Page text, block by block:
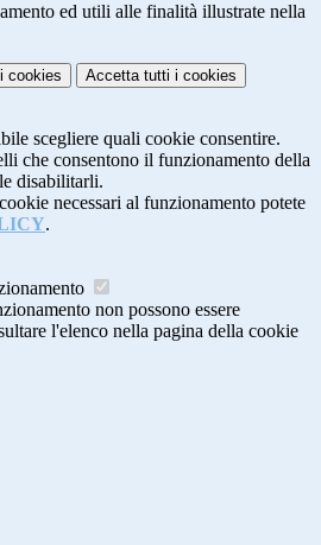
ed utili alle finalità illustrate nella
i cookies Accetta tutti i cookies
scegliere quali cookie consentire.
che consentono il funzionamento della
disabilitarli.
necessari al funzionamento potete
.
non possono essere
l'elenco nella pagina della cookie